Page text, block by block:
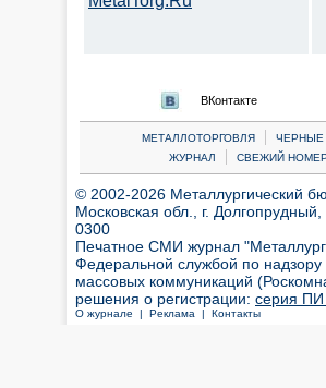
ВКонтакте
МЕТАЛЛОТОРГОВЛЯ | ЧЕРНЫЕ
ЖУРНАЛ
| СВЕЖИЙ
© 2002-2026 Металлургический
Московская обл., г.
0300
Печатное СМИ журнал
Федеральной службой по
массовых коммуникаций
решения о регистрации: серия ПИ
О журнале | Реклама | Контакты